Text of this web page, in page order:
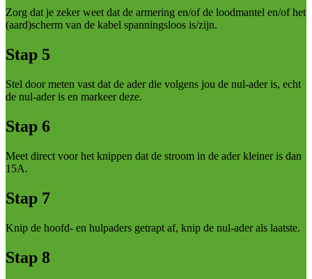
Zorg dat je zeker weet dat de armering en/of de loodmantel en/of het
(aard)scherm van de kabel spanningsloos is/zijn.
Stap 5
Stel door meten vast dat de ader die volgens jou de nul-ader is, echt
de nul-ader is en markeer deze.
Stap 6
Meet direct voor het knippen dat de stroom in de ader kleiner is dan
15A.
Stap 7
Knip de hoofd- en hulpaders getrapt af, knip de nul-ader als laatste.
Stap 8